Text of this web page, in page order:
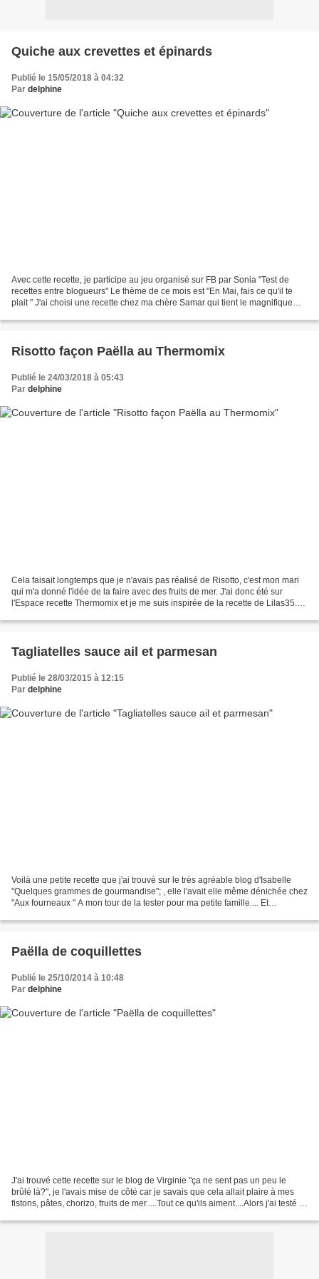
Quiche aux crevettes et épinards
Publié le 15/05/2018 à 04:32
Par delphine
Avec cette recette, je participe au jeu organisé sur FB par Sonia "Test de
recettes entre blogueurs" Le thème de ce mois est "En Mai, fais ce qu'il te
plait " J'ai choisi une recette chez ma chère Samar qui tient le magnifique
Risotto façon Paëlla au Thermomix
Publié le 24/03/2018 à 05:43
Par delphine
Cela faisait longtemps que je n'avais pas réalisé de Risotto, c'est mon mari
qui m'a donné l'idée de la faire avec des fruits de mer. J'ai donc été sur
l'Espace recette Thermomix et je me suis inspirée de la recette de Lilas35.
Tagliatelles sauce ail et parmesan
Publié le 28/03/2015 à 12:15
Par delphine
Voilà une petite recette que j'ai trouvé sur le très agréable blog d'Isabelle
"Quelques grammes de gourmandise"; , elle l'avait elle même dénichée chez
"Aux fourneaux " A mon tour de la tester pour ma petite famille.... Et
Paëlla de coquillettes
Publié le 25/10/2014 à 10:48
Par delphine
J'ai trouvé cette recette sur le blog de Virginie "ça ne sent pas un peu le
brûlé là?", je l'avais mise de côté car je savais que cela allait plaire à mes
fistons, pâtes, chorizo, fruits de mer.....Tout ce qu'ils aiment....Alors j'ai testé et